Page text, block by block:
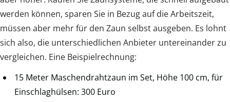
werden können, sparen Sie in Bezug auf die Arbeitszeit,
müssen aber mehr für den Zaun selbst ausgeben. Es lohnt
sich also, die unterschiedlichen Anbieter untereinander zu
vergleichen. Eine Beispielrechnung:
15 Meter Maschendrahtzaun im Set, Höhe 100 cm, für
Einschlaghülsen: 300 Euro